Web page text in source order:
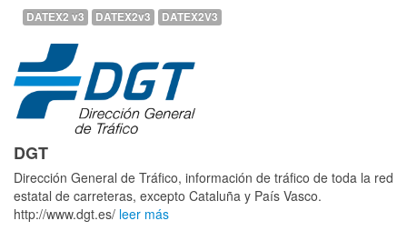
DATEX2 v3 DATEX2v3 DATEX2V3
DGT
Dirección General de Tráfico, información de tráfico de toda la red
estatal de carreteras, excepto Cataluña y País Vasco.
http://www.dgt.es/ leer más